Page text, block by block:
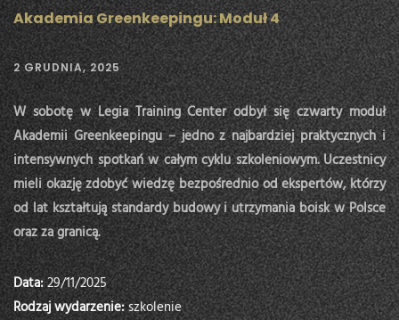
Akademia Greenkeepingu: Moduł 4
2 GRUDNIA, 2025
W sobotę w Legia Training Center odbył się czwarty moduł
Akademii Greenkeepingu – jedno z najbardziej praktycznych i
intensywnych spotkań w całym cyklu szkoleniowym. Uczestnicy
mieli okazję zdobyć wiedzę bezpośrednio od ekspertów, którzy
od lat kształtują standardy budowy i utrzymania boisk w Polsce
oraz za granicą.
Data:29/11/2025
Rodzaj wydarzenie:szkolenie